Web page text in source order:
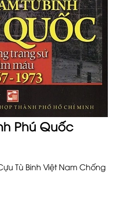
Phú Quốc
Tù Binh Việt Nam Chống